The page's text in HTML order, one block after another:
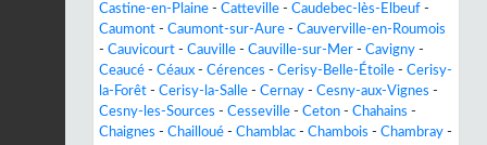
Castine-en-Plaine - Catteville - Caudebec-lès-Elbeuf -
Caumont - Caumont-sur-Aure - Cauverville-en-Roumois
- Cauvicourt - Cauville - Cauville-sur-Mer - Cavigny -
Ceaucé - Céaux - Cérences - Cerisy-Belle-Étoile - Cerisy-
la-Forêt - Cerisy-la-Salle - Cernay - Cesny-aux-Vignes -
Cesny-les-Sources - Cesseville - Ceton - Chahains -
Chaignes - Chailloué - Chamblac - Chambois - Chambray -